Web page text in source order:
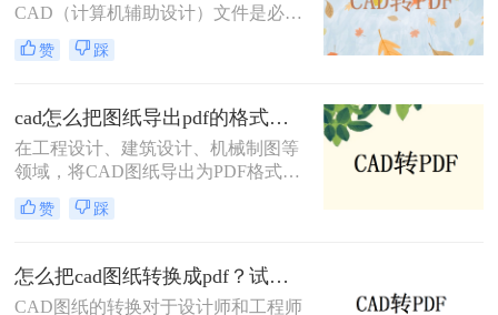
CAD（计算机辅助设计）文件是必不
可少的工具。然而，为了方便非专业
人员查看或打印，通常需要将这些复
式。那么cad怎么转pdf呢？本文将介
绍三种常用的CAD转PDF的方法。
赞 踩
cad怎么把图纸导出pdf的格式？教你4招轻松转换！
在工程设计、建筑设计、机械制图等
领域，将CAD图纸导出为PDF格式是
一项常见且重要的任务。PDF格式具
有跨平台、不易被修改和高度保真的
档和打印。那么cad怎么把图纸导出
pdf的格式呢？本文将详细介绍几种将
CAD图纸导出为PDF格式的方法，帮
赞 踩
怎么把cad图纸转换成pdf？试试这三种简单方法！
CAD图纸的转换对于设计师和工程师